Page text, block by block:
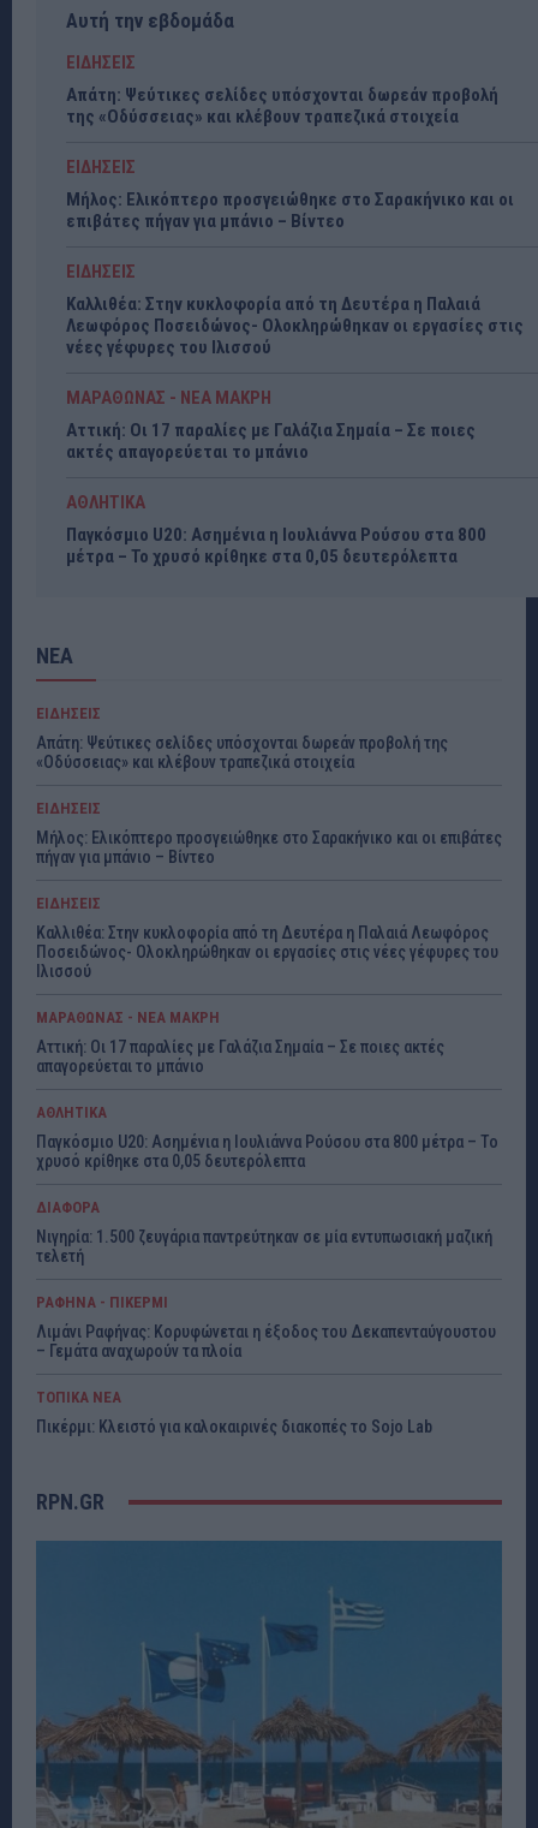
Αυτή την εβδομάδα
ΕΙΔΗΣΕΙΣ
Απάτη: Ψεύτικες σελίδες υπόσχονται δωρεάν προβολή
της «Οδύσσειας» και κλέβουν τραπεζικά στοιχεία
ΕΙΔΗΣΕΙΣ
Μήλος: Ελικόπτερο προσγειώθηκε στο Σαρακήνικο και οι
επιβάτες πήγαν για μπάνιο – Βίντεο
ΕΙΔΗΣΕΙΣ
Καλλιθέα: Στην κυκλοφορία από τη Δευτέρα η Παλαιά
Λεωφόρος Ποσειδώνος- Ολοκληρώθηκαν οι εργασίες στις
νέες γέφυρες του Ιλισσού
ΜΑΡΑΘΩΝΑΣ - ΝΕΑ ΜΑΚΡΗ
Αττική: Οι 17 παραλίες με Γαλάζια Σημαία – Σε ποιες
ακτές απαγορεύεται το μπάνιο
ΑΘΛΗΤΙΚΑ
Παγκόσμιο U20: Ασημένια η Ιουλιάννα Ρούσου στα 800
μέτρα – Το χρυσό κρίθηκε στα 0,05 δευτερόλεπτα
ΝΕΑ
ΕΙΔΗΣΕΙΣ
Απάτη: Ψεύτικες σελίδες υπόσχονται δωρεάν προβολή της
«Οδύσσειας» και κλέβουν τραπεζικά στοιχεία
ΕΙΔΗΣΕΙΣ
Μήλος: Ελικόπτερο προσγειώθηκε στο Σαρακήνικο και οι επιβάτες
πήγαν για μπάνιο – Βίντεο
ΕΙΔΗΣΕΙΣ
Καλλιθέα: Στην κυκλοφορία από τη Δευτέρα η Παλαιά Λεωφόρος
Ποσειδώνος- Ολοκληρώθηκαν οι εργασίες στις νέες γέφυρες του
Ιλισσού
ΜΑΡΑΘΩΝΑΣ - ΝΕΑ ΜΑΚΡΗ
Αττική: Οι 17 παραλίες με Γαλάζια Σημαία – Σε ποιες ακτές
απαγορεύεται το μπάνιο
ΑΘΛΗΤΙΚΑ
Παγκόσμιο U20: Ασημένια η Ιουλιάννα Ρούσου στα 800 μέτρα – Το
χρυσό κρίθηκε στα 0,05 δευτερόλεπτα
ΔΙΑΦΟΡΑ
Νιγηρία: 1.500 ζευγάρια παντρεύτηκαν σε μία εντυπωσιακή μαζική
τελετή
ΡΑΦΗΝΑ - ΠΙΚΕΡΜΙ
Λιμάνι Ραφήνας: Κορυφώνεται η έξοδος του Δεκαπενταύγουστου
– Γεμάτα αναχωρούν τα πλοία
ΤΟΠΙΚΑ ΝΕΑ
Πικέρμι: Κλειστό για καλοκαιρινές διακοπές το Sojo Lab
RPN.GR